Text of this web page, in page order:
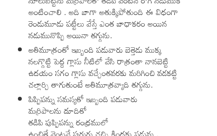
అంటించాలి . అది బాగా అతుక్కిపోతుంది ఈ విధంగా
రెండుమూడు పట్టీలు వేస్తే ఎంత బాధాకరం అయిన
నడుమునొప్పి అయినా తగ్గును.
అతిమూత్రంతో ఇబ్బంది పడువారు బెత్తెడు ముక్క
నలగ్గొట్టి పెద్ద గ్లాసు నీటిలో వేసి రాత్రంతా నానబెట్టి
ఉదయం సగం గ్లాసు వచ్చేంతవరకు మరిగించి వడకట్టి
చల్లార్చి తాగుతుంటే అతిమూత్రవ్యాది తగ్గును.
పిప్పిపన్ను సమస్యతో ఇబ్బంది పడువారు
మర్రిపాలను దూదితో
తడిపి పుప్పిపన్ను రంధ్రములో